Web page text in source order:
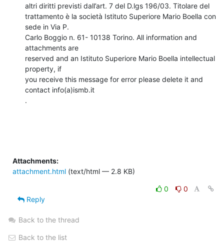
altri diritti previsti dall’art. 7 del D.lgs 196/03. Titolare del
trattamento è la società Istituto Superiore Mario Boella con
sede in Via P.
Carlo Boggio n. 61- 10138 Torino. All information and
attachments are
reserved and an Istituto Superiore Mario Boella intellectual
property, if
you receive this message for error please delete it and
contact info(a)ismb.it
.
Attachments:
attachment.html (text/html — 2.8 KB)
0
0
Reply
Back to the thread
Back to the list